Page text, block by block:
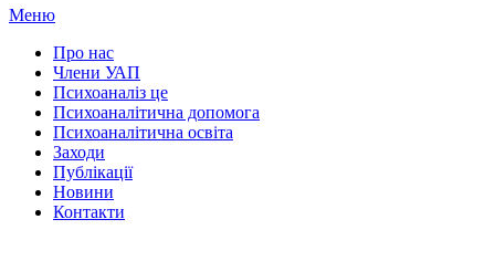
Меню
Про нас
Члени УАП
Психоаналіз це
Психоаналітична допомога
Психоаналітична освіта
Заходи
Публікації
Новини
Контакти